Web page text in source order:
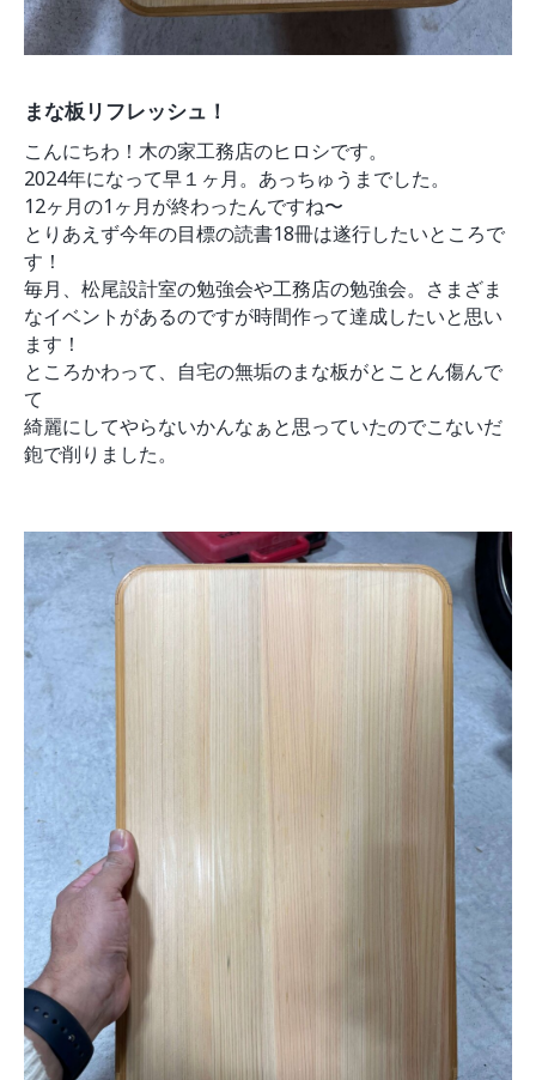
まな板リフレッシュ！
こんにちわ！木の家工務店のヒロシです。
2024年になって早１ヶ月。あっちゅうまでした。
12ヶ月の1ヶ月が終わったんですね〜
とりあえず今年の目標の読書18冊は遂行したいところで
す！
毎月、松尾設計室の勉強会や工務店の勉強会。さまざま
なイベントがあるのですが時間作って達成したいと思い
ます！
ところかわって、自宅の無垢のまな板がとことん傷んで
て
綺麗にしてやらないかんなぁと思っていたのでこないだ
鉋で削りました。